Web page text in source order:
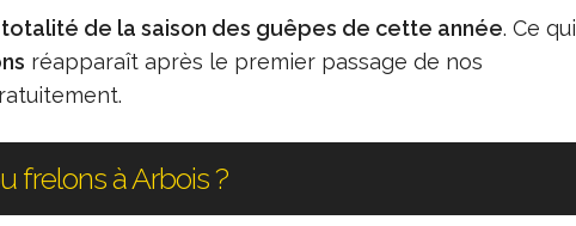
de la saison des guêpes de cette année. Ce qui
réapparaît après le premier passage de nos
frelons à Arbois ?